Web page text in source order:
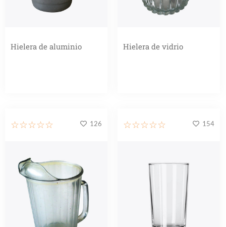
Hielera de aluminio Hielera de vidrio
☆☆☆☆☆ 126 ☆☆☆☆☆ 154